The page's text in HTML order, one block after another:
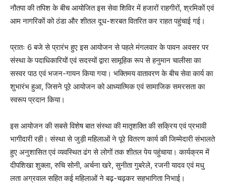
नौतपा की तपिश के बीच आयोजित इस सेवा शिविर में हजारों राहगीरों, श्रमिकों एवं
आम नागरिकों को ठंडा और शीतल दूध-शरबत वितरित कर राहत पहुंचाई गई।
प्रातः 6 बजे से प्रारंभ हुए इस आयोजन से पहले मंगलवार के पावन अवसर पर
संस्था के पदाधिकारियों एवं सदस्यों द्वारा सामूहिक रूप से हनुमान चालीसा का
सस्वर पाठ एवं भजन-गायन किया गया। भक्तिमय वातावरण के बीच सेवा कार्य का
शुभारंभ हुआ, जिसने पूरे आयोजन को आध्यात्मिक एवं सामाजिक समरसता का
स्वरूप प्रदान किया।
इस आयोजन की सबसे विशेष बात संस्था की मातृशक्ति की सक्रिय एवं प्रभावी
भागीदारी रही। संस्था से जुड़ी महिलाओं ने पूरे वितरण कार्य की जिम्मेदारी संभालते
हुए अनुशासित एवं व्यवस्थित ढंग से लोगों तक शीतल पेय पहुंचाया। कार्यक्रम में
दीपशिखा शुक्ला, रुचि सोनी, अर्चना खरे, सुनीता गुबरेले, रजनी यादव एवं मधु
लता अग्रवाल सहित कई महिलाओं ने बढ़-चढ़कर सहभागिता निभाई।